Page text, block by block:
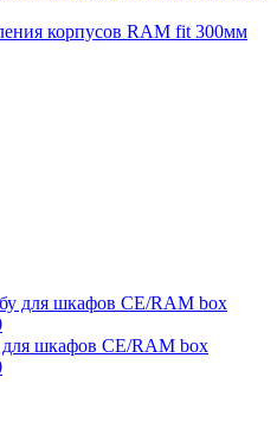
корпусов RAM fit 300мм
для шкафов CE/RAM box